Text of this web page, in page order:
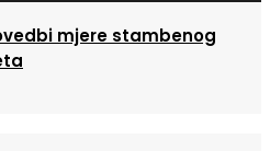
mjere stambenog